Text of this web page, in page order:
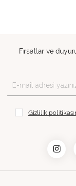
Fırsatlar ve
Gizlilik